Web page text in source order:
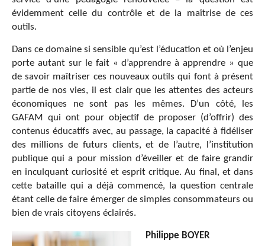
évidemment celle du contrôle et de la maîtrise de ces
outils.
Dans ce domaine si sensible qu’est l’éducation et où l’enjeu
porte autant sur le fait « d’apprendre à apprendre » que
de savoir maîtriser ces nouveaux outils qui font à présent
partie de nos vies, il est clair que les attentes des acteurs
économiques ne sont pas les mêmes. D’un côté, les
GAFAM qui ont pour objectif de proposer (d’offrir) des
contenus éducatifs avec, au passage, la capacité à fidéliser
des millions de futurs clients, et de l’autre, l’institution
publique qui a pour mission d’éveiller et de faire grandir
en inculquant curiosité et esprit critique. Au final, et dans
cette bataille qui a déjà commencé, la question centrale
étant celle de faire émerger de simples consommateurs ou
bien de vrais citoyens éclairés.
Philippe BOYER